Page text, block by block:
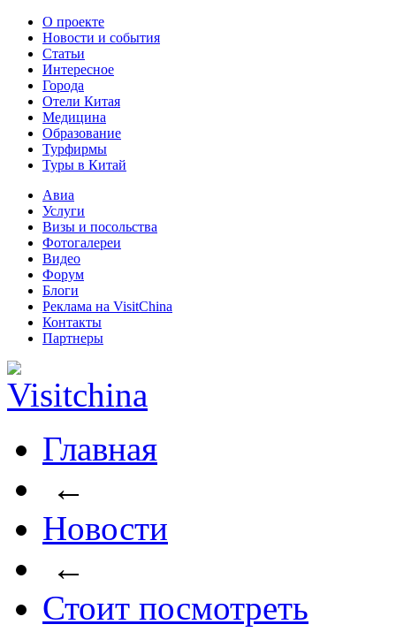
О проекте
Новости и события
Статьи
Интересное
Города
Отели Китая
Медицина
Образование
Турфирмы
Туры в Китай
Авиа
Услуги
Визы и посольства
Фотогалереи
Видео
Форум
Блоги
Реклама на VisitChina
Контакты
Партнеры
Главная
←
Новости
←
Стоит посмотреть